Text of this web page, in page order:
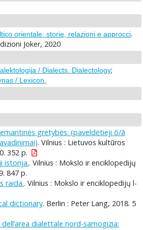
orientale: storie, relazioni e approcci.
Joker, 2020
/ Dialects. Dialectology;
/ Lexicon.
gretybės: (paveldėtieji ŏ/ā
. Vilnius : Lietuvos kultūros
352 p.
istorija.. Vilnius : Mokslo ir enciklopedijų
847 p.
raida.. Vilnius : Mokslo ir enciklopedijų l-
dictionary. Berlin : Peter Lang, 2018. 5
dialettale nord-samogizia: